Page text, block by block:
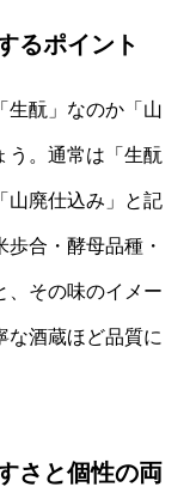
るポイント
生酛」なのか「山
う。通常は「生酛
山廃仕込み」と記
合・酵母品種・
、その味のイメー
な酒蔵ほど品質に
さと個性の両